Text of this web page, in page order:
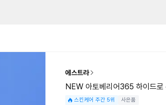
에스트라
NEW 아토베리어365 하이드
스킨케어 주간 5위 사은품